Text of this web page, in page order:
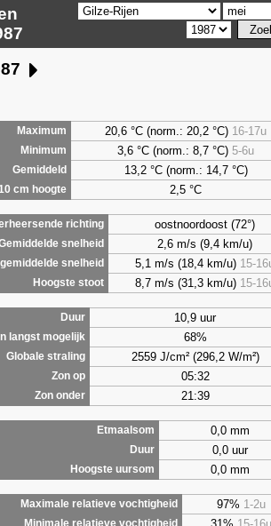
Maximum 20,6 °C (norm.: 20,2 °C) 16-17u
Minimum 3,6 °C (norm.: 8,7 °C) 5-6u
Gemiddeld 13,2 °C (norm.: 14,7 °C)
cm hoogte 2,5 °C
richting oostnoordoost (72°)
snelheid 2,6 m/s (9,4 km/u)
snelheid 5,1 m/s (18,4 km/u) 15-
Hoogste stoot 8,7 m/s (31,3 km/u) 15-
Duur 10,9 uur
langst mogelijk 68%
Globale straling 2559 J/cm² (296,2 W/m²)
Zon op 05:32
Zon onder 21:39
Etmaalsom 0,0 mm
Duur 0,0 uur
Hoogste uursom 0,0 mm
Maximale relatieve vochtigheid 97% 1-2u
Minimale relatieve vochtigheid